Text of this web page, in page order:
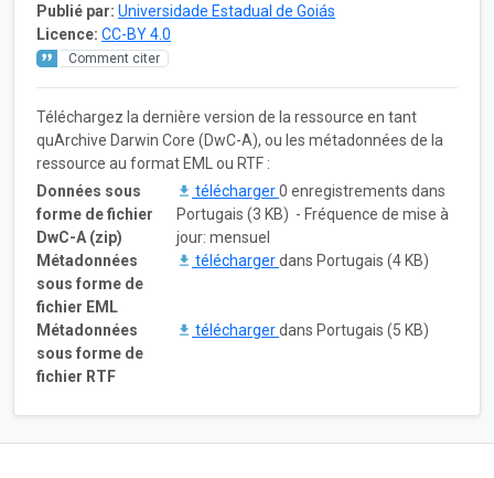
Publié par: Universidade Estadual de Goiás
Licence: CC-BY 4.0
Comment citer
Téléchargez la dernière version de la ressource en tant
quArchive Darwin Core (DwC-A), ou les métadonnées de la
ressource au format EML ou RTF :
Données sous
forme de fichier
DwC-A (zip)
télécharger0 enregistrements dans
Portugais (3 KB) - Fréquence de mise à
jour: mensuel
Métadonnées
sous forme de
fichier EML
téléchargerdans Portugais (4 KB)
Métadonnées
sous forme de
fichier RTF
téléchargerdans Portugais (5 KB)